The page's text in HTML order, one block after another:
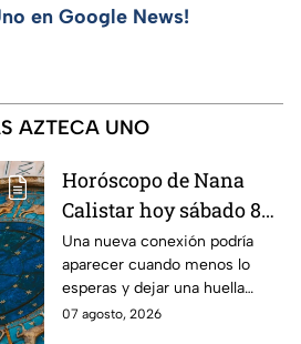
en Google News!
AZTECA UNO
Horóscopo de Nana
Calistar hoy sábado 8
de agosto del 2026 para
cada signo; una
conexión inesperada
podría transformar tus
Una nueva conexión podría
aparecer cuando menos lo
esperas y dejar una huella
importante.
07 agosto, 2026